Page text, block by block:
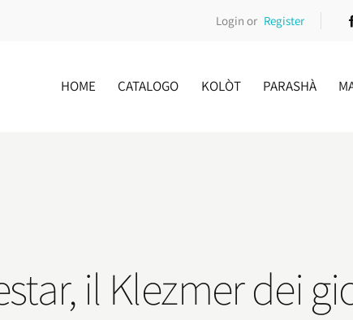
Login or Register
HOME CATALOGO KOLÒT PARASHÀ
il Klezmer dei